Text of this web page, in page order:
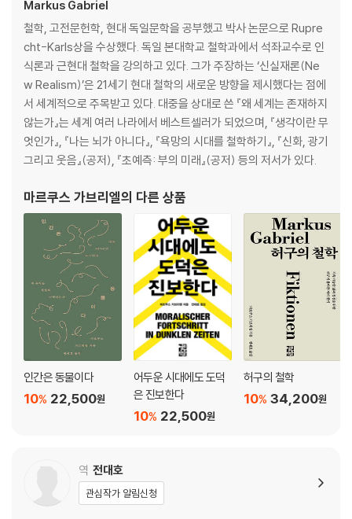
디오 게임이 아니다| 기능주의의 아킬레스건
3장 사회의 디지털화
논리적이잖아, 안 그래? | 집합 핑퐁 게임 | 모든 프로그램은 언젠가는 먹
통이 된다 | 컴퓨터가 과연 무언가를 할 수 있을까? | 하이데거의 빛과 그늘
| 미지의 영역은 두려움을 일으킨다 〈완벽한 주문 가능성〉의 시대 | 온라인
사회관계망의 모습 | 사회적 핵발전소로서의 사회 | 확장된 정신과 초지능
4장 오로지 생물만 생각하는 이유
누스콥 | 사유 어휘의 이해 | 「이리 오너라, 늙은 빗자루야!」 | 자연주의적
의식 탐구의 문제점 | 의식이 먼저다: 토노니의 장점 | 안에 있을까, 밖에 있
을까? 아예 위치가 없을까? | 축축하며 복잡하게 얽힌 한 조각의 실재
5장 실재와 시뮬레이션
스마트폰의 의미 | 불가피한 매트릭스 | 보드리야르를 기억하며 | 공포 시
나리오 | 멋진 신세계 - 〈심즈〉 게임 | 깨어 있는 걸까, 꿈속에 있는 걸까? |
네덜란드를 아시나요? | 물질과 무지 | 실재란 무엇인가 | 실재라는 잡종 |
물고기, 물고기, 물고기 | 가물거리는 실재 | 카이사르의 머리카락은 몇
고 생각하기를 생각하기 | 인간은 인공지능이다 | 인간의 종말 - 비극일까,
Markus Gabriel
철학, 고전문헌학, 현대 독일문학을 공부했고 박사 논문으로 Rupre
cht-Karls상을 수상했다. 독일 본대학교 철학과에서 석좌교수로 인
식론과 근현대 철학을 강의하고 있다. 그가 주장하는 ‘신실재론(Ne
w Realism)’은 21세기 현대 철학의 새로운 방향을 제시했다는 점에
서 세계적으로 주목받고 있다. 대중을 상대로 쓴 『왜 세계는 존재하지
않는가』는 세계 여러 나라에서 베스트셀러가 되었으며, 『생각이란 무
엇인가』, 『나는 뇌가 아니다』, 『욕망의 시대를 철학하기』, 『신화, 광기
그리고 웃음』(공저), 『초예측: 부의 미래』(공저) 등의 저서가 있다.
마르쿠스 가브리엘의 다른 상품
인간은 동물이다
22,500원
10%
어두운 시대에도 도덕
은 진보한다
22,500원
10%
허구의 철학
34,200원
10%
역 전대호
관심작가 알림신청